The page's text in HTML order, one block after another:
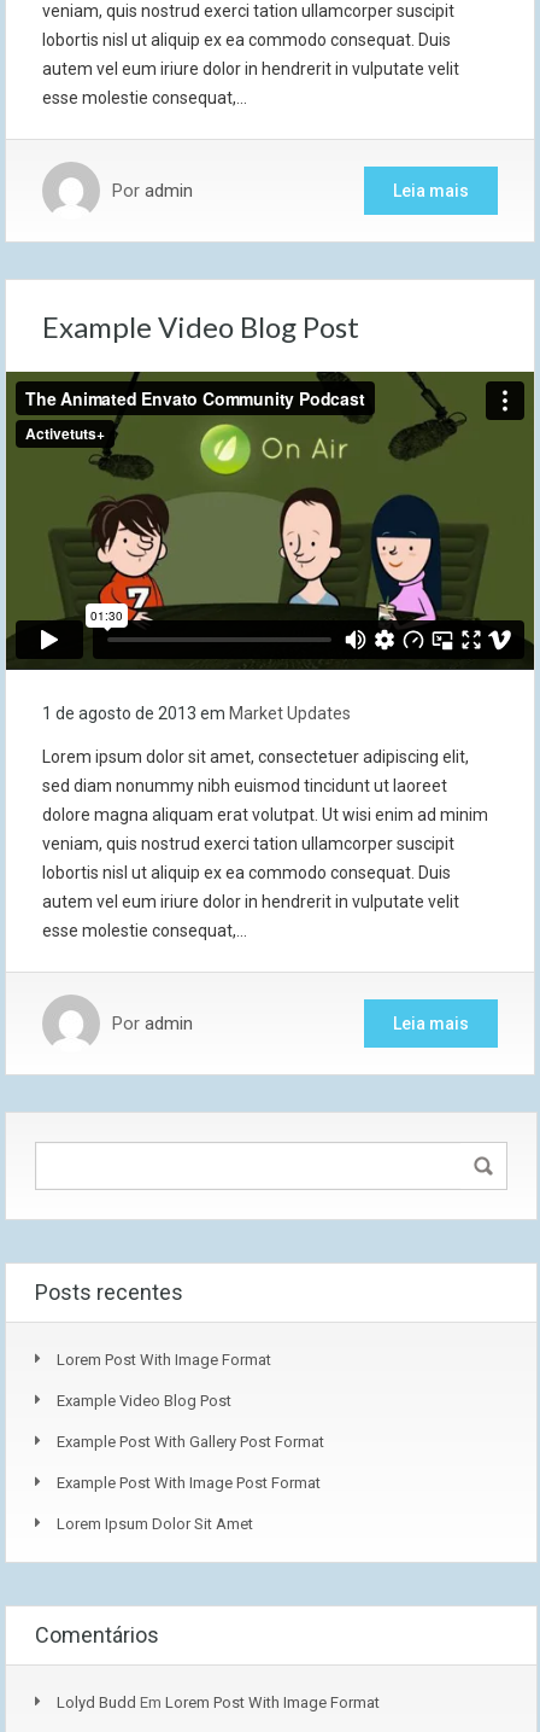
veniam, quis nostrud exerci tation ullamcorper suscipit
lobortis nisl ut aliquip ex ea commodo consequat. Duis
autem vel eum iriure dolor in hendrerit in vulputate velit
esse molestie consequat,…
Por admin Leia mais
Example Video Blog Post
1 de agosto de 2013 em Market Updates
Lorem ipsum dolor sit amet, consectetuer adipiscing elit,
sed diam nonummy nibh euismod tincidunt ut laoreet
dolore magna aliquam erat volutpat. Ut wisi enim ad minim
veniam, quis nostrud exerci tation ullamcorper suscipit
lobortis nisl ut aliquip ex ea commodo consequat. Duis
autem vel eum iriure dolor in hendrerit in vulputate velit
esse molestie consequat,…
Por admin Leia mais
Posts recentes
Lorem Post With Image Format
Example Video Blog Post
Example Post With Gallery Post Format
Example Post With Image Post Format
Lorem Ipsum Dolor Sit Amet
Comentários
Lolyd Budd Em Lorem Post With Image Format